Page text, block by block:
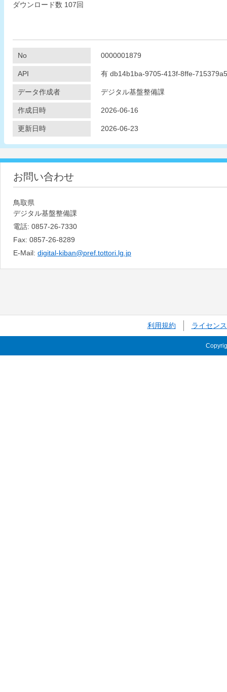
ダウンロード数 107回
No 0000001879
API 有 db14b1ba-9705-413f-8ffe-
データ作成者 デジタル基盤整備課
作成日時 2026-06-16
更新日時 2026-06-23
お問い合わせ
鳥取県
デジタル基盤整備課
電話: 0857-26-7330
Fax: 0857-26-8289
E-Mail: digital-kiban@pref.tottori.lg.jp
利用規約 ライセン